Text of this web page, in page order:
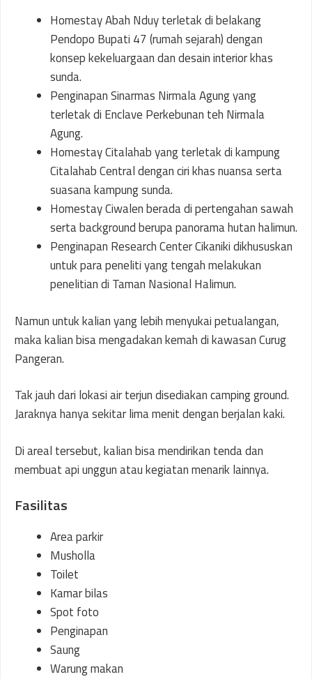
Homestay Abah Nduy terletak di belakang
Pendopo Bupati 47 (rumah sejarah) dengan
konsep kekeluargaan dan desain interior khas
sunda.
Penginapan Sinarmas Nirmala Agung yang
terletak di Enclave Perkebunan teh Nirmala
Agung.
Homestay Citalahab yang terletak di kampung
Citalahab Central dengan ciri khas nuansa serta
suasana kampung sunda.
Homestay Ciwalen berada di pertengahan sawah
serta background berupa panorama hutan halimun.
Penginapan Research Center Cikaniki dikhususkan
untuk para peneliti yang tengah melakukan
penelitian di Taman Nasional Halimun.
Namun untuk kalian yang lebih menyukai petualangan,
maka kalian bisa mengadakan kemah di kawasan Curug
Pangeran.
Tak jauh dari lokasi air terjun disediakan camping ground.
Jaraknya hanya sekitar lima menit dengan berjalan kaki.
Di areal tersebut, kalian bisa mendirikan tenda dan
membuat api unggun atau kegiatan menarik lainnya.
Fasilitas
Area parkir
Musholla
Toilet
Kamar bilas
Spot foto
Penginapan
Saung
Warung makan